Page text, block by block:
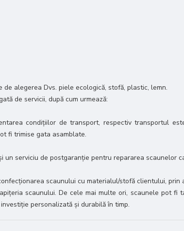
alegerea Dvs. piele ecologică, stofă, plastic, lemn.
de servicii, după cum urmează:
condițiilor de transport, respectiv transportul
fi trimise gata asamblate.
serviciu de postgaranție pentru repararea scaunelor
scaunului cu materialul/stofă clientului, prin
scaunului. De cele mai multe ori, scaunele pot fi
personalizată și durabilă în timp.